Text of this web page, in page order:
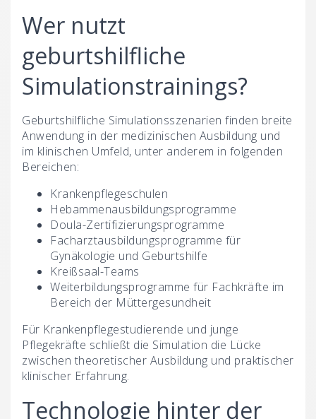
Wer nutzt
geburtshilfliche
Simulationstrainings?
Geburtshilfliche Simulationsszenarien finden breite
Anwendung in der medizinischen Ausbildung und
im klinischen Umfeld, unter anderem in folgenden
Bereichen:
Krankenpflegeschulen
Hebammenausbildungsprogramme
Doula-Zertifizierungsprogramme
Facharztausbildungsprogramme für
Gynäkologie und Geburtshilfe
Kreißsaal-Teams
Weiterbildungsprogramme für Fachkräfte im
Bereich der Müttergesundheit
Für Krankenpflegestudierende und junge
Pflegekräfte schließt die Simulation die Lücke
zwischen theoretischer Ausbildung und praktischer
klinischer Erfahrung.
Technologie hinter der